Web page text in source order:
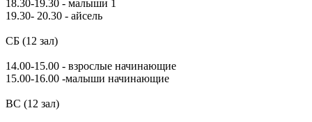
18.30-19.30 - малыши 1
19.30- 20.30 - айсель
СБ (12 зал)
14.00-15.00 - взрослые начинающие
15.00-16.00 -малыши начинающие
ВС (12 зал)